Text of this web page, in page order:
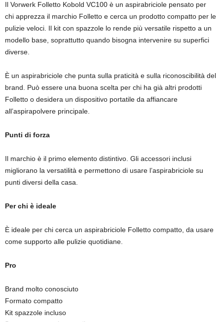
Il Vorwerk Folletto Kobold VC100 è un aspirabriciole pensato per
chi apprezza il marchio Folletto e cerca un prodotto compatto per le
pulizie veloci. Il kit con spazzole lo rende più versatile rispetto a un
modello base, soprattutto quando bisogna intervenire su superfici
diverse.
È un aspirabriciole che punta sulla praticità e sulla riconoscibilità del
brand. Può essere una buona scelta per chi ha già altri prodotti
Folletto o desidera un dispositivo portatile da affiancare
all’aspirapolvere principale.
Punti di forza
Il marchio è il primo elemento distintivo. Gli accessori inclusi
migliorano la versatilità e permettono di usare l’aspirabriciole su
punti diversi della casa.
Per chi è ideale
È ideale per chi cerca un aspirabriciole Folletto compatto, da usare
come supporto alle pulizie quotidiane.
Pro
Brand molto conosciuto
Formato compatto
Kit spazzole incluso